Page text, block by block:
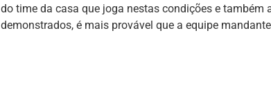
do time da casa que joga nestas condições e também
demonstrados, é mais provável que a equipe